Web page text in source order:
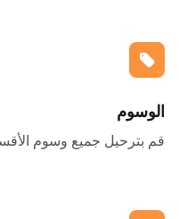
الوسوم
قم بترحيل جميع وسوم